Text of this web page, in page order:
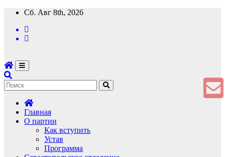
Перейти
содержимому
Сб. Авг 8th, 2026
Главная
О партии
Как вступить
Устав
Программа